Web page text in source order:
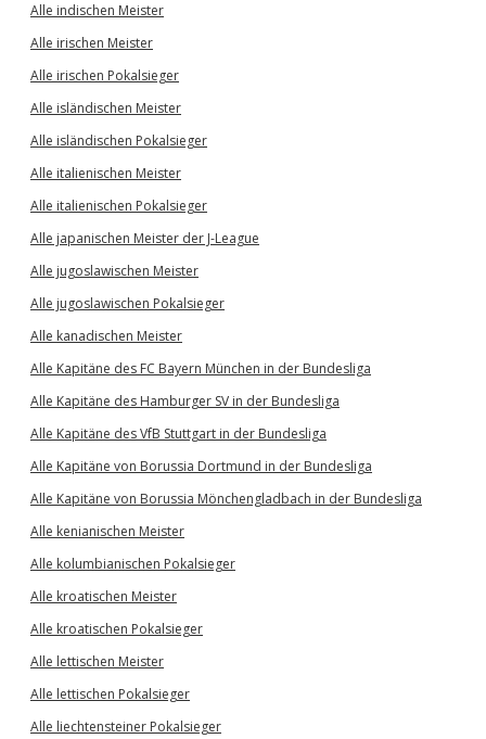
Alle indischen Meister
Alle irischen Meister
Alle irischen Pokalsieger
Alle isländischen Meister
Alle isländischen Pokalsieger
Alle italienischen Meister
Alle italienischen Pokalsieger
Alle japanischen Meister der J-League
Alle jugoslawischen Meister
Alle jugoslawischen Pokalsieger
Alle kanadischen Meister
Alle Kapitäne des FC Bayern München in der Bundesliga
Alle Kapitäne des Hamburger SV in der Bundesliga
Alle Kapitäne des VfB Stuttgart in der Bundesliga
Alle Kapitäne von Borussia Dortmund in der Bundesliga
Alle Kapitäne von Borussia Mönchengladbach in der Bundesliga
Alle kenianischen Meister
Alle kolumbianischen Pokalsieger
Alle kroatischen Meister
Alle kroatischen Pokalsieger
Alle lettischen Meister
Alle lettischen Pokalsieger
Alle liechtensteiner Pokalsieger